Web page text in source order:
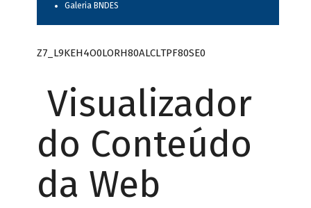
Galeria BNDES
Z7_L9KEH4O0LORH80ALCLTPF80SE0
Visualizador
do Conteúdo
da Web